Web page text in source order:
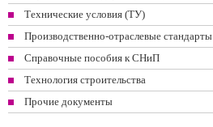
Технические условия (ТУ)
Производственно-отраслевые стандарты
Справочные пособия к СНиП
Технология строительства
Прочие документы